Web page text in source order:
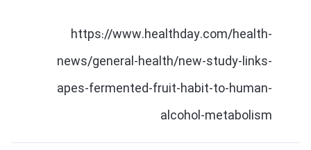
https://www.healthday.com/health-
news/general-health/new-study-links-
apes-fermented-fruit-habit-to-human-
alcohol-metabolism